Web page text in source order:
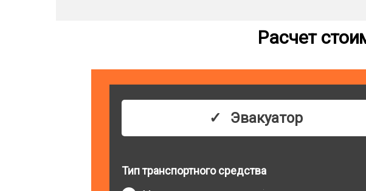
Расчет
Эвакуатор
Тип транспортного средства